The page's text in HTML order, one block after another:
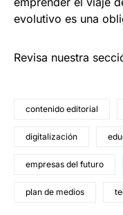
evolutivo es una
Revisa nuestra
contenido editorial
digitalización
empresas del futuro
plan de medios